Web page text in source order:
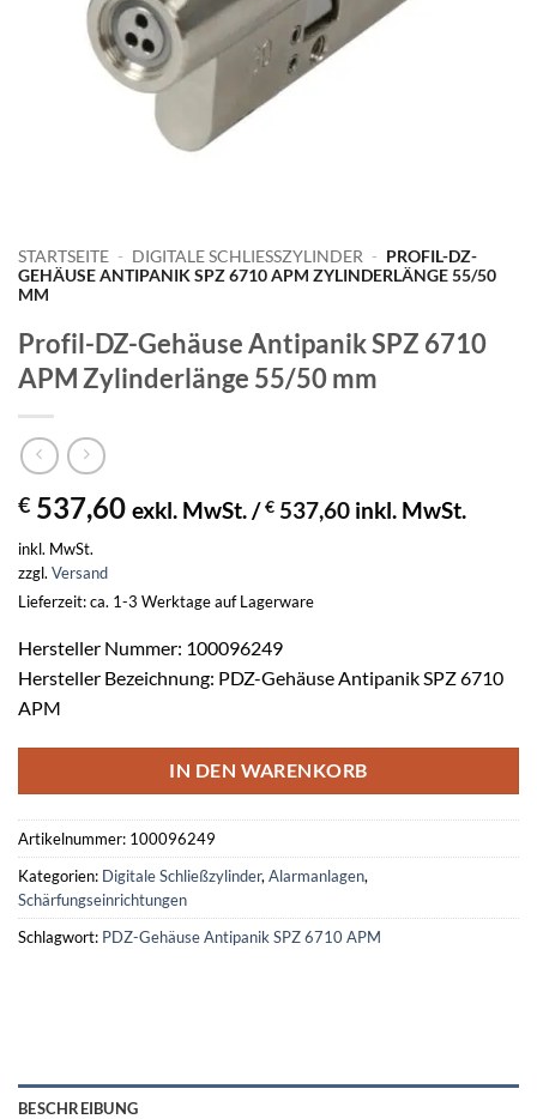
STARTSEITE - DIGITALE SCHLIESSZYLINDER - PROFIL-DZ-
GEHÄUSE ANTIPANIK SPZ 6710 APM ZYLINDERLÄNGE 55/50
MM
Profil-DZ-Gehäuse Antipanik SPZ 6710
APM Zylinderlänge 55/50 mm
€ 537,60 exkl. MwSt. /€ 537,60 inkl. MwSt.
inkl. MwSt.
zzgl. Versand
Lieferzeit: ca. 1-3 Werktage auf Lagerware
Hersteller Nummer: 100096249
Hersteller Bezeichnung: PDZ-Gehäuse Antipanik SPZ 6710
APM
IN DEN WARENKORB
Artikelnummer: 100096249
Kategorien: Digitale Schließzylinder, Alarmanlagen,
Schärfungseinrichtungen
Schlagwort: PDZ-Gehäuse Antipanik SPZ 6710 APM
BESCHREIBUNG